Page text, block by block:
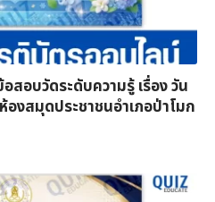
สอบวัดระดับความรู้ เรื่อง วัน
งสมุดประชาชนอำเภอป่าโมก